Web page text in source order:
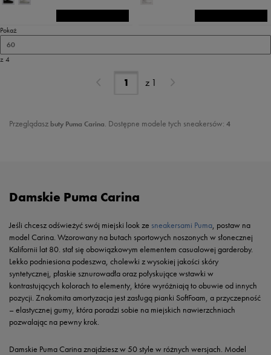
Pokaż
60
z 4
z 1
Przeglądasz buty Puma Carina. Dostępne modele tych sneakersów: 4
Damskie Puma Carina
Jeśli chcesz odświeżyć swój miejski look ze sneakersami Puma, postaw na
model Carina. Wzorowany na butach sportowych noszonych w słonecznej
Kalifornii lat 80. stał się obowiązkowym elementem casualowej garderoby.
Lekko podniesiona podeszwa, cholewki z wysokiej jakości skóry
syntetycznej, płaskie sznurowadła oraz połyskujące wstawki w
kontrastujących kolorach to elementy, które wyróżniają to obuwie od innych
pozycji. Znakomita amortyzacja jest zasługą pianki SoftFoam, a przyczepność
– elastycznej gumy, która poradzi sobie na miejskich nawierzchniach
pozwalając na pewny krok.
Damskie Puma Carina znajdziesz w 50 style w różnych wersjach. Model